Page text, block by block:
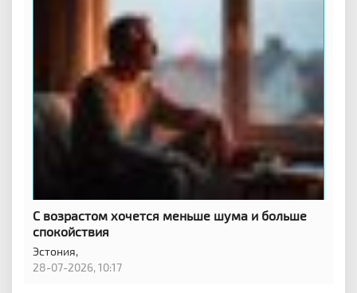
С возрастом хочется меньше шума и больше
спокойствия
Эстония,
28-07-2026, 10:17